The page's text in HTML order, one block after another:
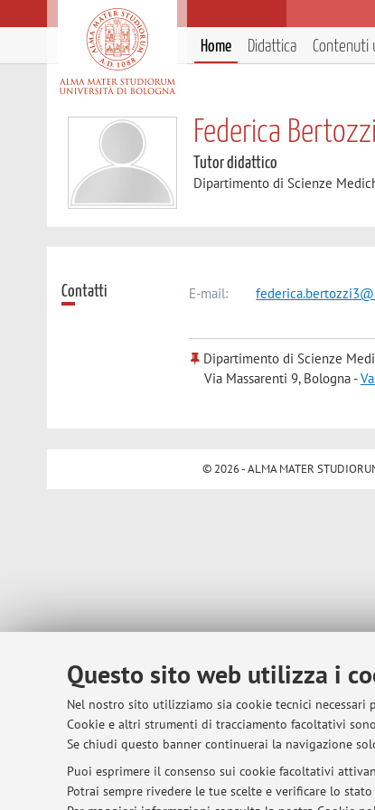
Questo sito web utilizza i
Nel nostro sito utilizziamo sia cookie tecnici
Cookie e altri strumenti di tracciamento facoltativi
Se chiudi questo banner continuerai la navigazione
Puoi esprimere il consenso sui cookie facoltativi
Potrai sempre rivedere le tue scelte e verificare lo
Home Didattica Contenuti
Federica Bertozzi
Tutor didattico
Dipartimento di Scienze
Contatti E-mail:
Dipartimento di Scienze
Via Massarenti 9, Bologna -
© 2026 - ALMA MATER